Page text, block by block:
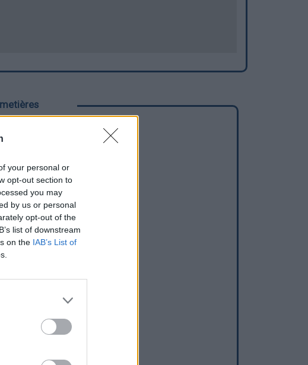
your personal or
opt-out section to
you may
by us or personal
opt-out of the
list of downstream
on the IAB’s List of
les-Bains
Planes (Fontans)
de-Fourques